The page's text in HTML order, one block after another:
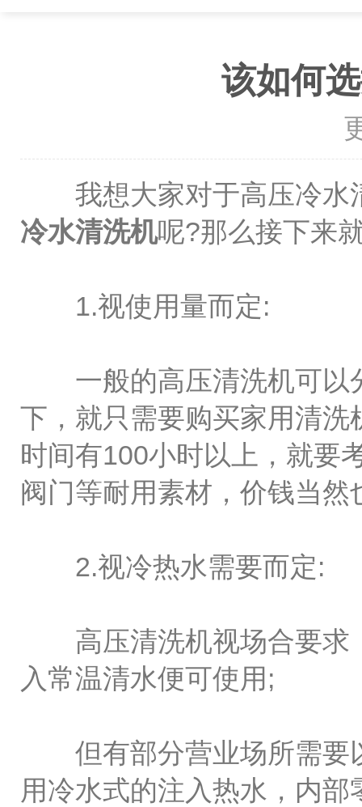
该如何
我想大家对于高压冷水
冷水清洗机呢?那么接下来
1.视使用量而定:
一般的高压清洗机可以
下，就只需要购买家用清
时间有100小时以上，就要
阀门等耐用素材，价钱当
2.视冷热水需要而定:
高压清洗机视场合要求
入常温清水便可使用;
但有部分营业场所需要
用冷水式的注入热水，内